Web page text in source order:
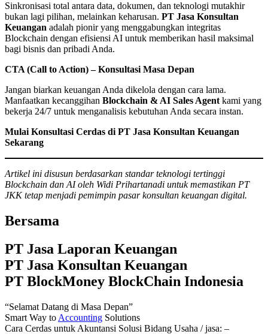
Sinkronisasi total antara data, dokumen, dan teknologi mutakhir
bukan lagi pilihan, melainkan keharusan. PT Jasa Konsultan
Keuangan adalah pionir yang menggabungkan integritas
Blockchain dengan efisiensi AI untuk memberikan hasil maksimal
bagi bisnis dan pribadi Anda.
CTA (Call to Action) – Konsultasi Masa Depan
Jangan biarkan keuangan Anda dikelola dengan cara lama.
Manfaatkan kecanggihan Blockchain & AI Sales Agent kami yang
bekerja 24/7 untuk menganalisis kebutuhan Anda secara instan.
Mulai Konsultasi Cerdas di PT Jasa Konsultan Keuangan
Sekarang
Artikel ini disusun berdasarkan standar teknologi tertinggi
Blockchain dan AI oleh Widi Prihartanadi untuk memastikan PT
JKK tetap menjadi pemimpin pasar konsultan keuangan digital.
Bersama
PT Jasa Laporan Keuangan
PT Jasa Konsultan Keuangan
PT BlockMoney BlockChain Indonesia
“Selamat Datang di Masa Depan”
Smart Way to Accounting Solutions
Cara Cerdas untuk Akuntansi Solusi Bidang Usaha / jasa: –